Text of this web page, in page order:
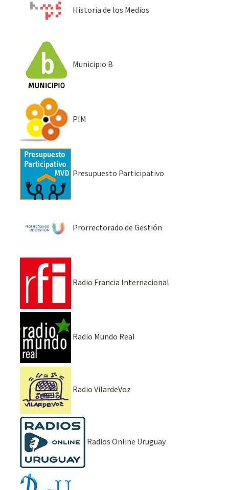
Historia de los Medios
Municipio B
PIM
Presupuesto Participativo
Prorrectorado de Gestión
Radio Francia Internacional
Radio Mundo Real
Radio VilardeVoz
Radios Online Uruguay